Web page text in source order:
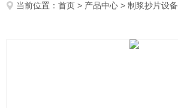
当前位置：首页 > 产品中心 >制浆抄片设备